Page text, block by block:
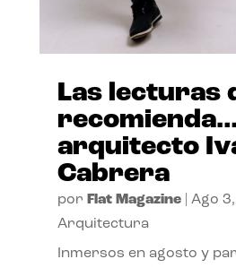
Las lecturas
arquitecto
Cabrera
por Flat Magazine| Ago
Arquitectura
Inmersos en agosto y